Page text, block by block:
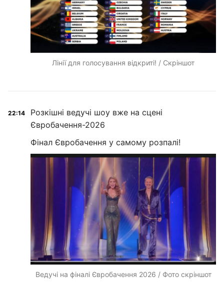
Лінії для голосування відкриті! / Скріншот
22:14
Розкішні ведучі шоу вже на сцені
Євробачення-2026
Фінал Євробачення у самому розпалі!
Ведучі на фіналі Євробачення 2026 / Фото скріншот